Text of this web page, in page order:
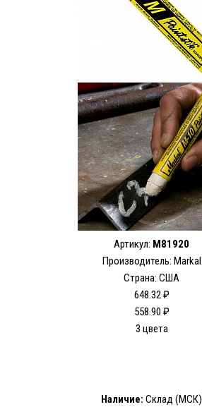
Артикул: M81920
Производитель: Markal
Страна: США
648.32 ₽
558.90 ₽
3 цвета
Наличие: Склад (МСК)